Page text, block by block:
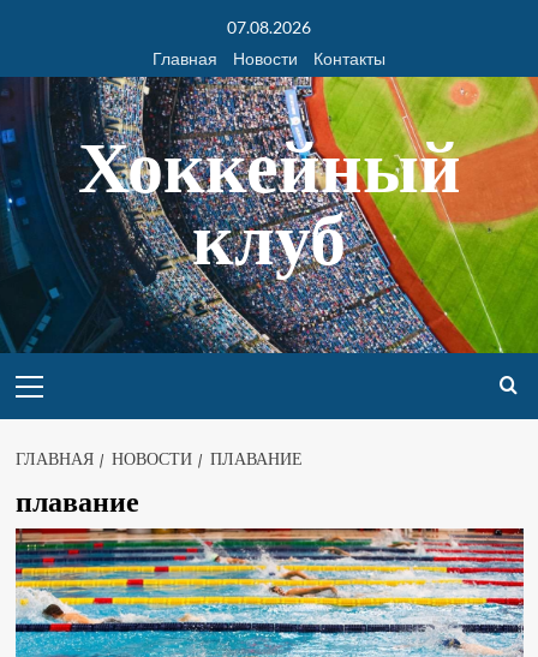
07.08.2026
Главная
Новости Контакты
Хоккейный
клуб
ГЛАВНАЯ НОВОСТИ ПЛАВАНИЕ
плавание